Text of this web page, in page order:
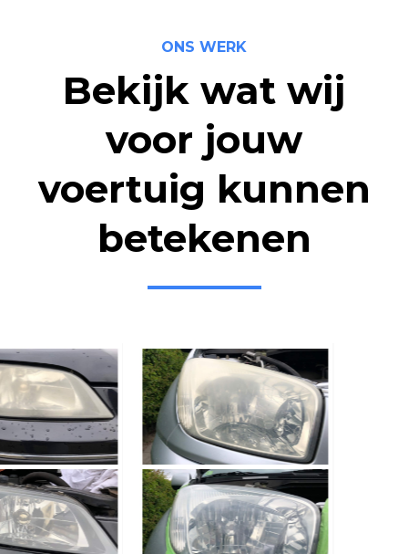
ONS WERK
Bekijk wat wij
voor jouw
voertuig kunnen
betekenen